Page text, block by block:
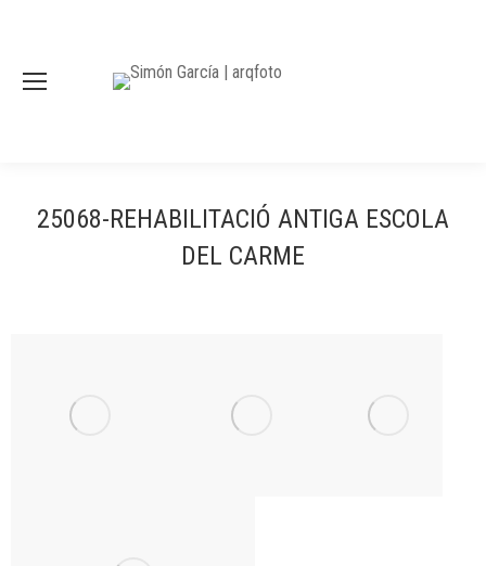
25068-REHABILITACIÓ ANTIGA ESCOLA
DEL CARME